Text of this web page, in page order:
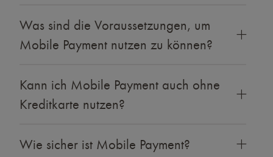
Was sind die Voraussetzungen, um
Mobile Payment nutzen zu können?
Kann ich Mobile Payment auch ohne
Kreditkarte nutzen?
Wie sicher ist Mobile Payment?